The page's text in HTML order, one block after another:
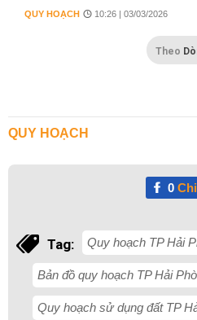
QUY HOẠCH 10:26 | 03/03/2026
Theo
QUY HOẠCH
0
Tag: Quy hoạch TP Hải
Bản đồ quy hoạch TP Hải
Quy hoạch sử dụng đất TP